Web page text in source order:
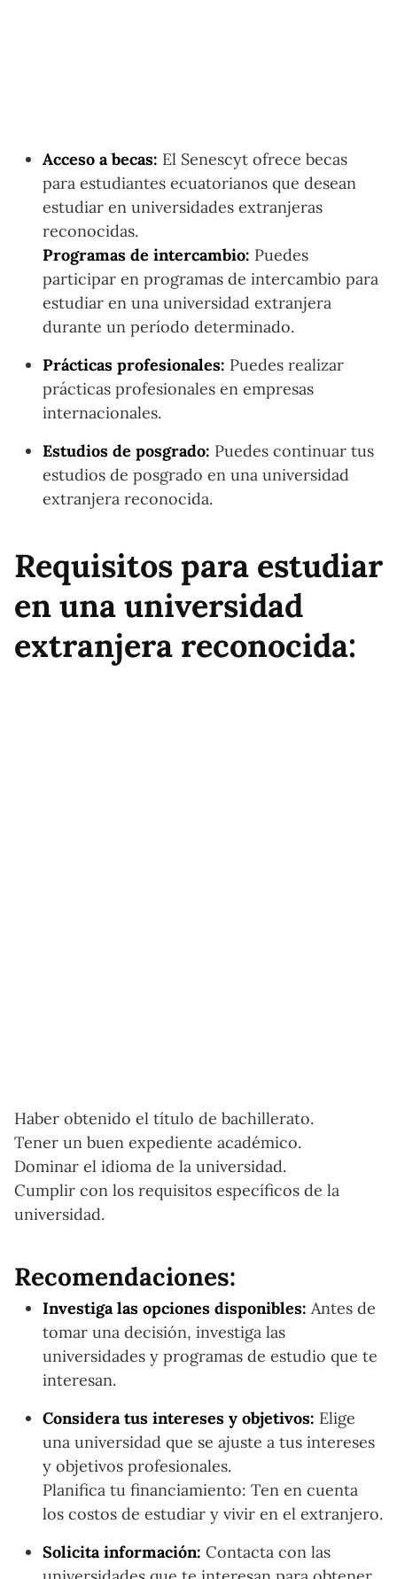
Acceso a becas: El Senescyt ofrece becas
para estudiantes ecuatorianos que desean
estudiar en universidades extranjeras
reconocidas.
Programas de intercambio: Puedes
participar en programas de intercambio para
estudiar en una universidad extranjera
durante un período determinado.
Prácticas profesionales: Puedes realizar
prácticas profesionales en empresas
internacionales.
Estudios de posgrado: Puedes continuar tus
estudios de posgrado en una universidad
extranjera reconocida.
Requisitos para estudiar
en una universidad
extranjera reconocida:
Haber obtenido el título de bachillerato.
Tener un buen expediente académico.
Dominar el idioma de la universidad.
Cumplir con los requisitos específicos de la
universidad.
Recomendaciones:
Investiga las opciones disponibles: Antes de
tomar una decisión, investiga las
universidades y programas de estudio que te
interesan.
Considera tus intereses y objetivos: Elige
una universidad que se ajuste a tus intereses
y objetivos profesionales.
Planifica tu financiamiento: Ten en cuenta
los costos de estudiar y vivir en el extranjero.
Solicita información: Contacta con las